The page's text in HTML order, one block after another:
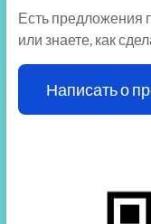
Есть предложения
или знаете, как
Написать о